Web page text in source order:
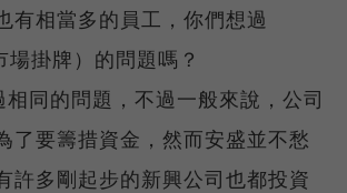
有相當多的員工，你們想過
掛牌）的問題嗎？
同的問題，不過一般來說，公司
了要籌措資金，然而安盛並不愁
許多剛起步的新興公司也都投資